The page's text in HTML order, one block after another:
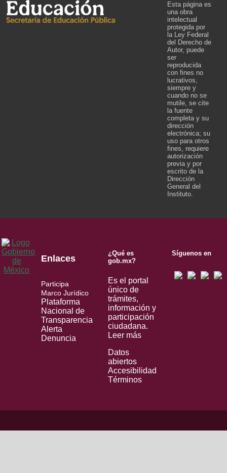
Esta página es
una obra
intelectual
protegida por
la Ley Federal
del Derecho de
Autor, puede
ser
reproducida
con fines no
lucrativos,
siempre y
cuando no se
mutile, se cite
la fuente
completa y su
dirección
electrónica; su
uso para otros
fines, requiere
autorización
previa y por
escrito de la
Dirección
General del
Instituto.
Enlaces
Participa
Marco Jurídico
Plataforma
Nacional de
Transparencia
Alerta
Denuncia
¿Qué es
gob.mx?
Es el portal
único de
trámites,
información y
participación
ciudadana.
Leer más
Datos
abiertos
Accesibilidad
Términos
Síguenos en